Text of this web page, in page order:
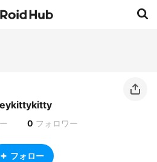
0 フォロワー
フォロー